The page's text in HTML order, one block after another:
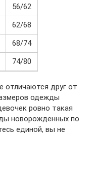
56/62
62/68
68/74
74/80
отличаются друг от
одежды
ровно такая
новорожденных по
единой, вы не